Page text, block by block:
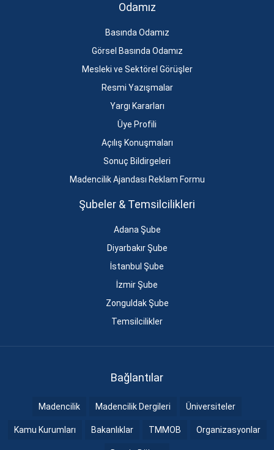
Odamız
Basında Odamız
Görsel Basında Odamız
Mesleki ve Sektörel Görüşler
Resmi Yazışmalar
Yargı Kararları
Üye Profili
Açılış Konuşmaları
Sonuç Bildirgeleri
Madencilik Ajandası Reklam Formu
Şubeler & Temsilcilikleri
Adana Şube
Diyarbakır Şube
İstanbul Şube
İzmir Şube
Zonguldak Şube
Temsilcilikler
Bağlantılar
Madencilik Madencilik Dergileri Üniversiteler
Kamu Kurumları Bakanlıklar TMMOB Organizasyonlar